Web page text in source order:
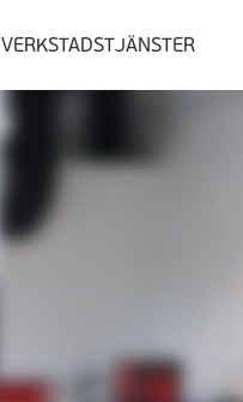
VERKSTADSTJÄNSTER